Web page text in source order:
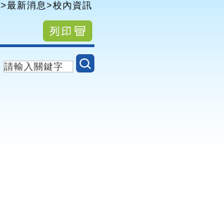
>最新消息>校內資訊